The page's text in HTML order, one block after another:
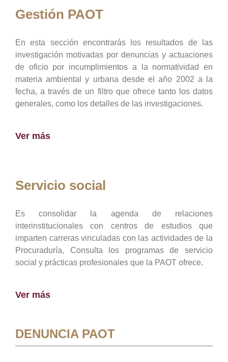
Gestión PAOT
En esta sección encontrarás los resultados de las
investigación motivadas por denuncias y actuaciones
de oficio por incumplimientos a la normatividad en
materia ambiental y urbana desde el año 2002 a la
fecha, a través de un filtro que ofrece tanto los datos
generales, como los detalles de las investigaciones.
Ver más
Servicio social
Es consolidar la agenda de relaciones
interinstitucionales con centros de estudios que
imparten carreras vinculadas con las actividades de la
Procuraduría, Consulta los programas de servicio
social y prácticas profesionales que la PAOT ofrece.
Ver más
DENUNCIA PAOT